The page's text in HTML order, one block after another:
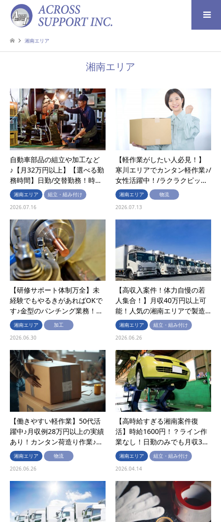
検索
湘南エリア
湘南エリア
自動車部品の組立や加工など
♪【月32万円以上】【選べる勤
務時間】日勤/交替勤務！時…
湘南エリア
組立・組み付け
2026.07.16
【軽作業がしたい人必見！】
寒川エリアでカンタン軽作業♪/
女性活躍中！/ラクラクピッ…
湘南エリア
物流
2026.07.13
【研修サポート体制万全】未
経験でもやるきがあればOKで
す♪金型のパンチング業務！…
湘南エリア
加工
2026.06.30
【高収入案件！体力自慢の若
人集合！】月収40万円以上可
能！人気の湘南エリアで製造…
湘南エリア
組立・組み付け
2026.06.26
【働きやすい軽作業】50代活
躍中♪月収例28万円以上の実績
あり！カンタン荷造り作業♪…
湘南エリア
物流
2026.06.26
【高時給すぎる湘南案件復
活】時給1600円！？ライン作
業なし！日勤のみでも月収3…
湘南エリア
組立・組み付け
2026.04.14